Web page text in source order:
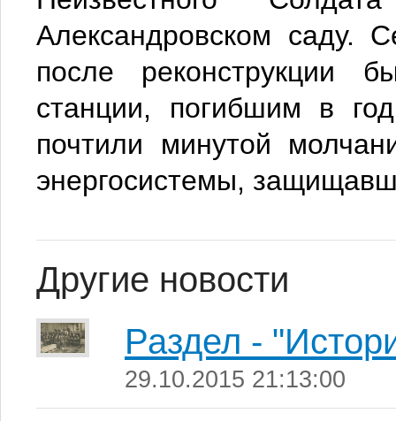
Александровском саду.
после реконструкции
станции, погибшим в
почтили минутой
энергосистемы,
Другие новости
Раздел -
29.10.2015 21:13:00